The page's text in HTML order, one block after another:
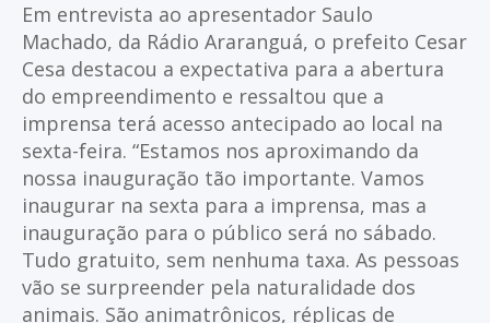
Em entrevista ao apresentador Saulo
Machado, da Rádio Araranguá, o prefeito Cesar
Cesa destacou a expectativa para a abertura
do empreendimento e ressaltou que a
imprensa terá acesso antecipado ao local na
sexta-feira. “Estamos nos aproximando da
nossa inauguração tão importante. Vamos
inaugurar na sexta para a imprensa, mas a
inauguração para o público será no sábado.
Tudo gratuito, sem nenhuma taxa. As pessoas
vão se surpreender pela naturalidade dos
animais. São animatrônicos, réplicas de